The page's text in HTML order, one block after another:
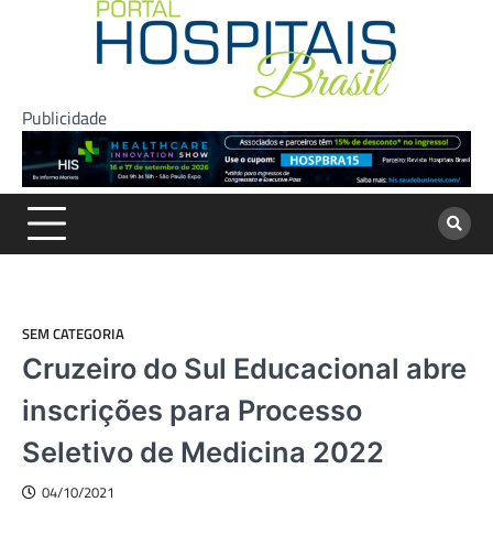
Publicidade
SEM CATEGORIA
Cruzeiro do Sul Educacional abre
inscrições para Processo
Seletivo de Medicina 2022
04/10/2021